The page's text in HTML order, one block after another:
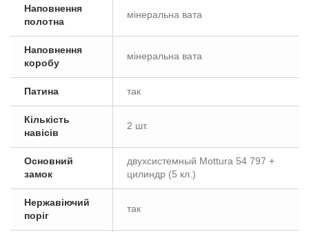
Наповнення
полотна
мінеральна вата
Наповнення
коробу
мінеральна вата
Патина так
Кількість
навісів
2 шт.
Основний
замок
двухсистемный Mottura 54 797 +
цилиндр (5 кл.)
Нержавіючий
поріг
так